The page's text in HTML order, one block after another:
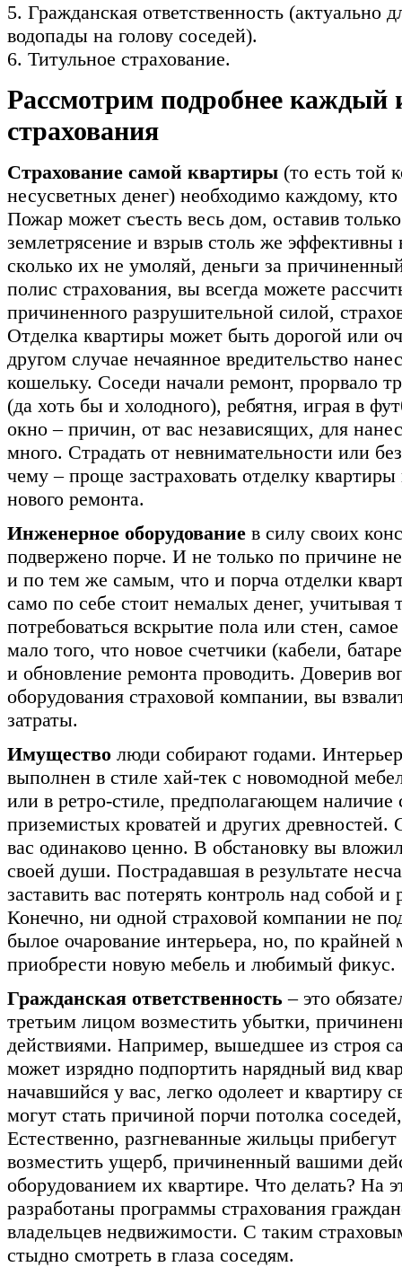
5. Гражданская ответственность (актуально
водопады на голову соседей).
6. Титульное страхование.
Рассмотрим подробнее каждый
страхования
Страхование самой квартиры (то есть той
несусветных денег) необходимо каждому, кто
Пожар может съесть весь дом, оставив
землетрясение и взрыв столь же
сколько их не умоляй, деньги за
полис страхования, вы всегда можете
причиненного разрушительной силой,
Отделка квартиры может быть дорогой или
другом случае нечаянное вредительство
кошельку. Соседи начали ремонт, прорвало
(да хоть бы и холодного), ребятня, играя в
окно – причин, от вас независящих, для
много. Страдать от невнимательности или
чему – проще застраховать отделку
нового ремонта.
Инженерное оборудование в силу своих
подвержено порче. И не только по причине
и по тем же самым, что и порча отделки
само по себе стоит немалых денег, учитывая
потребоваться вскрытие пола или стен, самое
мало того, что новое счетчики (кабели,
и обновление ремонта проводить. Доверив
оборудования страховой компании, вы
затраты.
Имущество люди собирают годами.
выполнен в стиле хай-тек с новомодной
или в ретро-стиле, предполагающем наличие
приземистых кроватей и других древностей.
вас одинаково ценно. В обстановку вы
своей души. Пострадавшая в результате
заставить вас потерять контроль над собой и
Конечно, ни одной страховой компании не
былое очарование интерьера, но, по
приобрести новую мебель и любимый фикус.
Гражданская ответственность – это
третьим лицом возместить убытки,
действиями. Например, вышедшее из строя
может изрядно подпортить нарядный вид
начавшийся у вас, легко одолеет и квартиру
могут стать причиной порчи потолка
Естественно, разгневанные жильцы
возместить ущерб, причиненный вашими
оборудованием их квартире. Что делать? На
разработаны программы страхования
владельцев недвижимости. С таким
стыдно смотреть в глаза соседям.